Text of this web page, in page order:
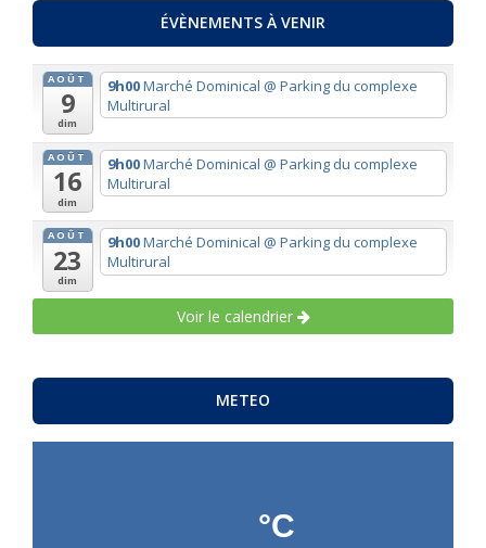
ÉVÈNEMENTS À VENIR
AOÛT
9
dim
9h00Marché Dominical @ Parking du complexe
Multirural
AOÛT
16
dim
9h00Marché Dominical @ Parking du complexe
Multirural
AOÛT
23
dim
9h00Marché Dominical @ Parking du complexe
Multirural
Voir le calendrier
METEO